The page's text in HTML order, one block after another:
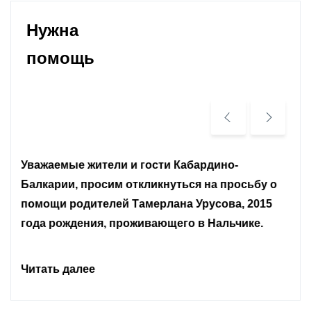
Нужна
помощь
Уважаемые земляки и все неравнодушные
граждане.
Читать далее